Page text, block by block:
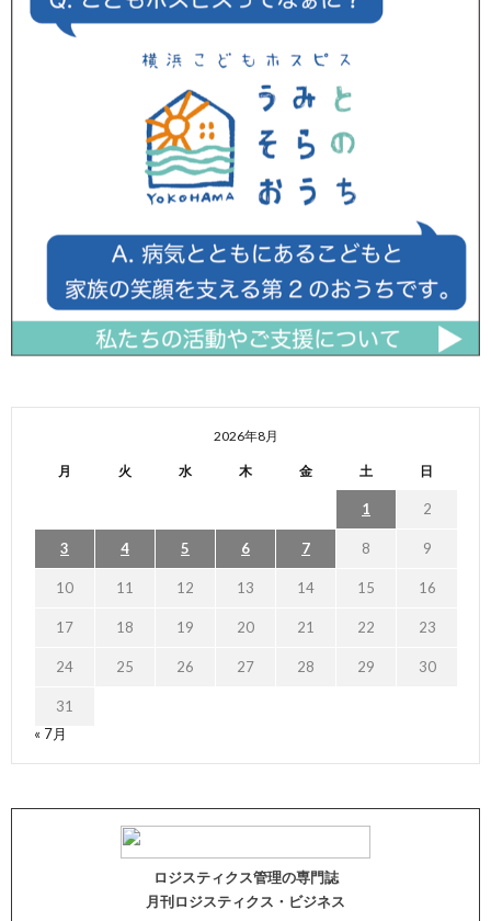
2026年8月
月 火 水 木 金 土 日
1 2
3 4 5 6 7 8 9
10 11 12 13 14 15 16
17 18 19 20 21 22 23
24 25 26 27 28 29 30
31
« 7月
ロジスティクス管理の専門誌
月刊ロジスティクス・ビジネス